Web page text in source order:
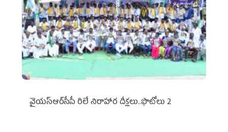
వైయ‌స్ఆర్‌సీపీ రిలే నిరాహార దీక్షలు..ఫొటోలు 2